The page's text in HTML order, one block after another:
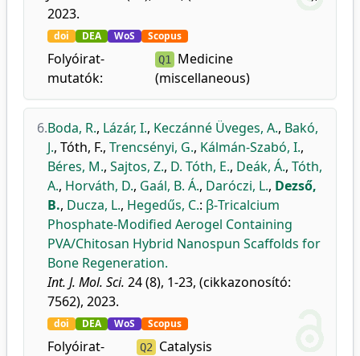
2023.
doi DEA WoS Scopus
Folyóirat-
mutatók:
Q1 Medicine
(miscellaneous)
6.Boda, R., Lázár, I., Keczánné Üveges, A., Bakó,
J., Tóth, F., Trencsényi, G., Kálmán-Szabó, I.,
Béres, M., Sajtos, Z., D. Tóth, E., Deák, Á., Tóth,
A., Horváth, D., Gaál, B. Á., Daróczi, L., Dezső,
B., Ducza, L., Hegedűs, C.: β-Tricalcium
Phosphate-Modified Aerogel Containing
PVA/Chitosan Hybrid Nanospun Scaffolds for
Bone Regeneration.
Int. J. Mol. Sci. 24 (8), 1-23, (cikkazonosító:
7562), 2023.
doi DEA WoS Scopus
Folyóirat-
Q2 Catalysis